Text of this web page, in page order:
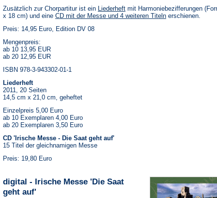
Zusätzlich zur Chorpartitur ist ein Liederheft mit Harmoniebezifferungen
x 18 cm) und eine CD mit der Messe und 4 weiteren Titeln erschienen.
Preis: 14,95 Euro, Edition DV 08
Mengenpreis:
ab 10 13,95 EUR
ab 20 12,95 EUR
ISBN 978-3-943302-01-1
Liederheft
2011, 20 Seiten
14,5 cm x 21,0 cm, geheftet
Einzelpreis 5,00 Euro
ab 10 Exemplaren 4,00 Euro
ab 20 Exemplaren 3,50 Euro
CD 'Irische Messe - Die Saat geht auf'
15 Titel der gleichnamigen Messe
Preis: 19,80 Euro
digital - Irische Messe 'Die Saat
geht auf'